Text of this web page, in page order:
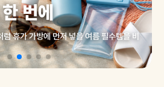
번에
휴가 가방에 먼저 넣을 여름 필수템을 비